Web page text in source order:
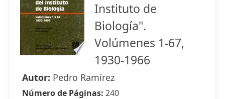
Instituto de
Biología".
Volúmenes 1-67,
1930-1966
Autor: Pedro Ramírez
Número de Páginas: 240